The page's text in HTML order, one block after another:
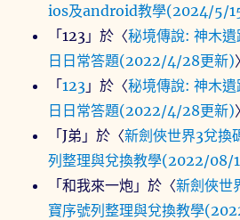
ios及android教學(2024/5/
「123 」於〈秘境傳說: 神木
日日常答題(2022/4/28更新)
「123 」於〈秘境傳說: 神木
日日常答題(2022/4/28更新)
「J弟 」於〈新劍俠世界3兌換
列整理與兌換教學(2022/08/
「和我來一炮 」於〈新劍俠世
寶序號列整理與兌換教學